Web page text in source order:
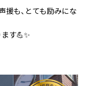
援も、とても励みにな
す💪✨